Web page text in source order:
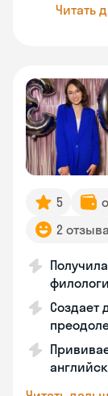
Читать
5
2 отзыва
Создает